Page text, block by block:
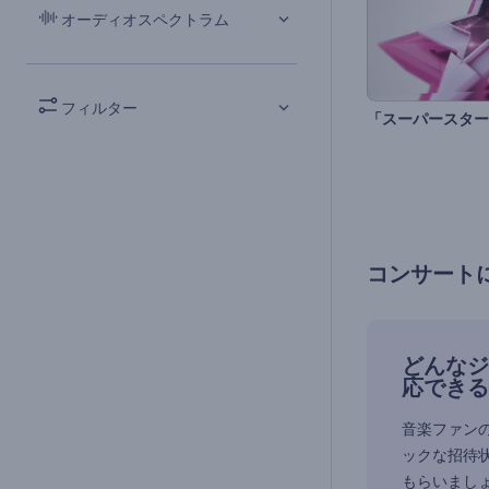
オーディオスペクトラム
フィルター
コンサート
どんな
応でき
音楽ファン
ックな招待
もらいまし